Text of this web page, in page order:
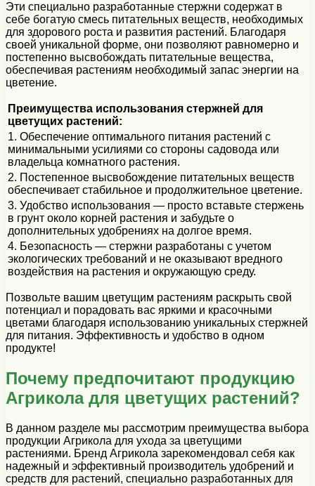
Эти специально разработанные стержни содержат в
себе богатую смесь питательных веществ, необходимых
для здорового роста и развития растений. Благодаря
своей уникальной форме, они позволяют равномерно и
постепенно высвобождать питательные вещества,
обеспечивая растениям необходимый запас энергии на
цветение.
Преимущества использования стержней для
цветущих растений:
1. Обеспечение оптимального питания растений с
минимальными усилиями со стороны садовода или
владельца комнатного растения.
2. Постепенное высвобождение питательных веществ
обеспечивает стабильное и продолжительное цветение.
3. Удобство использования — просто вставьте стержень
в грунт около корней растения и забудьте о
дополнительных удобрениях на долгое время.
4. Безопасность — стержни разработаны с учетом
экологических требований и не оказывают вредного
воздействия на растения и окружающую среду.
Позвольте вашим цветущим растениям раскрыть свой
потенциал и порадовать вас яркими и красочными
цветами благодаря использованию уникальных стержней
для питания. Эффективность и удобство в одном
продукте!
Почему предпочитают продукцию
Агрикола для цветущих растений?
В данном разделе мы рассмотрим преимущества выбора
продукции Агрикола для ухода за цветущими
растениями. Бренд Агрикола зарекомендовал себя как
надежный и эффективный производитель удобрений и
средств для растений, специально разработанных для